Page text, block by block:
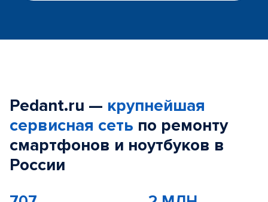
Pedant.ru — крупнейшая
сервисная сеть по ремонту
смартфонов и ноутбуков в
России